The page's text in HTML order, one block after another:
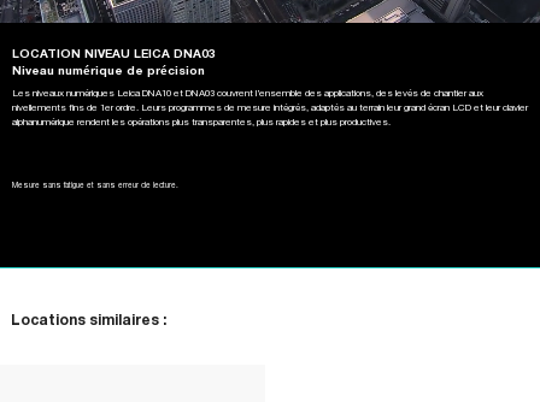
LOCATION NIVEAU LEICA DNA03
Niveau numérique de précision
Les niveaux numériques Leica DNA10 et DNA03 couvrent l’ensemble des applications, des levés de chantier aux
nivellements fins de 1er ordre. Leurs programmes de mesure intégrés, adaptés au terrain leur grand écran LCD et leur clavier
alphanumérique rendent les opérations plus transparentes, plus rapides et plus productives.
Mesure sans fatigue et sans erreur de lecture.
Locations similaires :